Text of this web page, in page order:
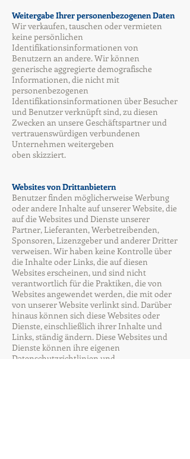
Weitergabe Ihrer personenbezogenen Daten
Wir verkaufen, tauschen oder vermieten
keine persönlichen
Identifikationsinformationen von
Benutzernan andere. Wir können
generische aggregierte demografische
Informationen, die nicht mit
personenbezogenen
Identifikationsinformationen über Besucher
und Benutzer verknüpft sind, zu diesen
Zwecken an unsere Geschäftspartner und
vertrauenswürdigen verbundenen
Unternehmen weitergeben
oben skizziert.
Websites von Drittanbietern
Benutzer finden möglicherweise Werbung
oder andere Inhalte auf unserer Website, die
auf die Websites und Dienste unserer
Partner, Lieferanten, Werbetreibenden,
Sponsoren, Lizenzgeber und anderer Dritter
verweisen. Wir haben keine Kontrolle über
die Inhalte oder Links, die auf diesen
Websites erscheinen, und sind nicht
verantwortlich für die Praktiken, die von
Websites angewendet werden, die mit oder
von unserer Website verlinkt sind. Darüber
hinaus können sich diese Websites oder
Dienste, einschließlich ihrer Inhalte und
Links, ständig ändern. Diese Websites und
Dienste können ihre eigenen
Datenschutzrichtlinien und